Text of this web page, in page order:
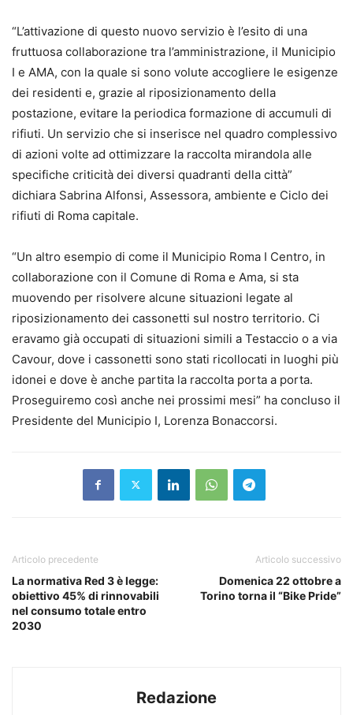
“L’attivazione di questo nuovo servizio è l’esito di una
fruttuosa collaborazione tra l’amministrazione, il Municipio
I e AMA, con la quale si sono volute accogliere le esigenze
dei residenti e, grazie al riposizionamento della
postazione, evitare la periodica formazione di accumuli di
rifiuti. Un servizio che si inserisce nel quadro complessivo
di azioni volte ad ottimizzare la raccolta mirandola alle
specifiche criticità dei diversi quadranti della città”
dichiara Sabrina Alfonsi, Assessora, ambiente e Ciclo dei
rifiuti di Roma capitale.
“Un altro esempio di come il Municipio Roma I Centro, in
collaborazione con il Comune di Roma e Ama, si sta
muovendo per risolvere alcune situazioni legate al
riposizionamento dei cassonetti sul nostro territorio. Ci
eravamo già occupati di situazioni simili a Testaccio o a via
Cavour, dove i cassonetti sono stati ricollocati in luoghi più
idonei e dove è anche partita la raccolta porta a porta.
Proseguiremo così anche nei prossimi mesi” ha concluso il
Presidente del Municipio I, Lorenza Bonaccorsi.
Articolo precedente
La normativa Red 3 è legge:
obiettivo 45% di rinnovabili
nel consumo totale entro
2030
Articolo successivo
Domenica 22 ottobre a
Torino torna il “Bike Pride”
Redazione